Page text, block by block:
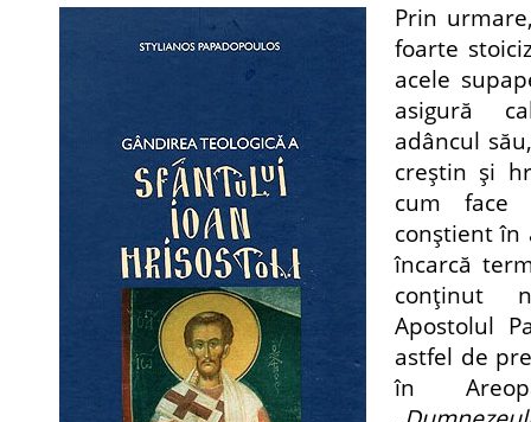
Prin
foarte
acele
asigură
adâncul
creştin şi
cum
conştient în
încarcă
conţinut
Apostolul
astfel de
în